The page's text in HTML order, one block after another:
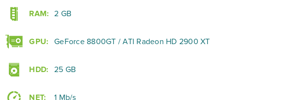
RAM: 2 GB
GPU: GeForce 8800GT / ATI Radeon HD 2900 XT
HDD: 25 GB
NET: 1 Mb/s